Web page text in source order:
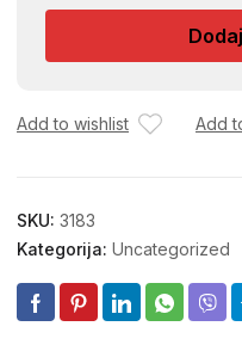
MRAZ
količina
Add to wishlist Add
SKU: 3183
Kategorija: Uncategorized